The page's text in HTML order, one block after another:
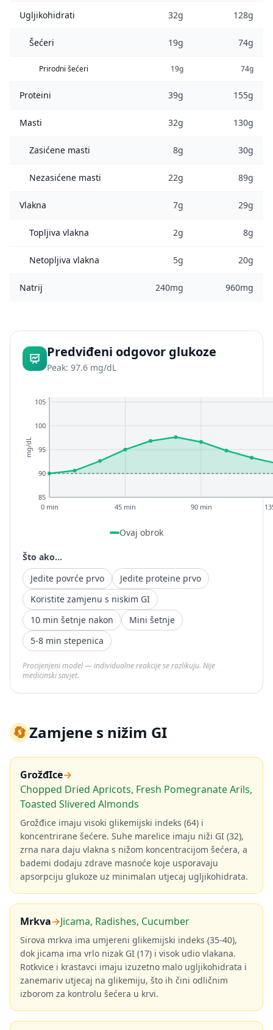
Ugljikohidrati 32g 128g
Šećeri 19g 74g
Prirodni šećeri 19g 74g
Proteini 39g 155g
Masti 32g 130g
Zasićene masti 8g 30g
Nezasićene masti 22g 89g
Vlakna 7g 29g
Topljiva vlakna 2g 8g
Netopljiva vlakna 5g 20g
Natrij 240mg 960mg
Predviđeni odgovor glukoze
Peak: 97.6 mg/dL
85
90
95
100
105
0 min 45 min 90 min
mg/dL
Ovaj obrok
Što ako...
Jedite povrće prvo
Jedite proteine prvo
Koristite zamjenu s niskim GI
10 min šetnje nakon
Mini šetnje
5-8 min stepenica
Procijenjeni model — individualne reakcije se razlikuju. Nije
medicinski savjet.
🔄Zamjene s nižim GI
GrožđIce→
Chopped Dried Apricots, Fresh Pomegranate Arils,
Toasted Slivered Almonds
Grožđice imaju visoki glikemijski indeks (64) i
koncentrirane šećere. Suhe marelice imaju niži GI (32),
zrna nara daju vlakna s nižom koncentracijom šećera, a
bademi dodaju zdrave masnoće koje usporavaju
apsorpciju glukoze uz minimalan utjecaj ugljikohidrata.
Mrkva→Jicama, Radishes, Cucumber
Sirova mrkva ima umjereni glikemijski indeks (35-40),
dok jicama ima vrlo nizak GI (17) i visok udio vlakana.
Rotkvice i krastavci imaju izuzetno malo ugljikohidrata i
zanemariv utjecaj na glikemiju, što ih čini odličnim
izborom za kontrolu šećera u krvi.